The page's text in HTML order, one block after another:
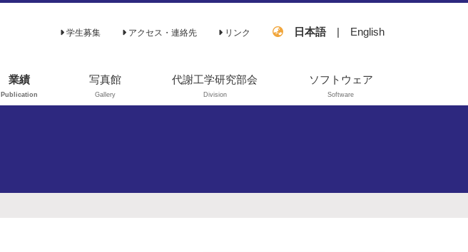
学生募集 アクセス・連絡先 リンク 日本語 | English
業績
Publication
著書
写真館
Gallery
代謝工学研究部会
Division
ソフトウェア
Software